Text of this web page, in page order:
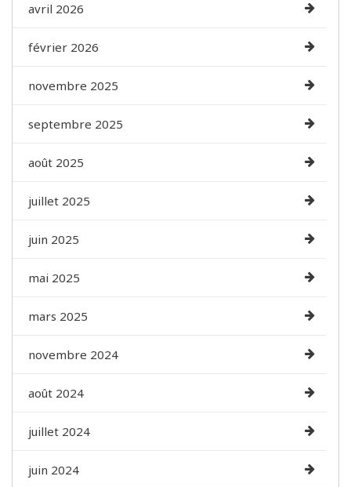
avril 2026
février 2026
novembre 2025
septembre 2025
août 2025
juillet 2025
juin 2025
mai 2025
mars 2025
novembre 2024
août 2024
juillet 2024
juin 2024